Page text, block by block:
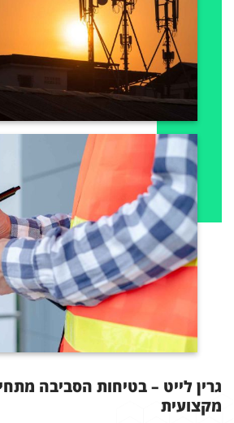
גרין לייט – בטיחות הסביבה
מקצועית